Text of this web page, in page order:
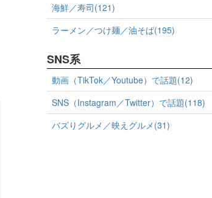
海鮮／寿司(121)
ラーメン／つけ麺／油そば(195)
SNS系
動画（TikTok／Youtube）で話題(12)
SNS（Instagram／Twitter）で話題(118)
バズりグルメ／映えグルメ(31)